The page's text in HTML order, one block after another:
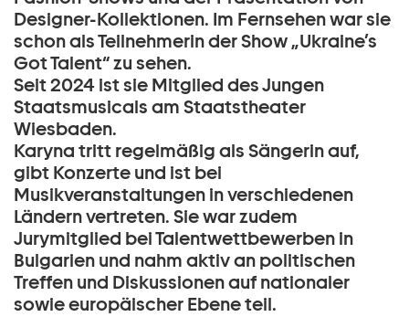
Designer-Kollektionen. Im Fernsehen war sie
schon als Teilnehmerin der Show „Ukraine’s
Got Talent“ zu sehen.
Seit 2024 ist sie Mitglied des Jungen
Staatsmusicals am Staatstheater
Wiesbaden.
Karyna tritt regelmäßig als Sängerin auf,
gibt Konzerte und ist bei
Musikveranstaltungen in verschiedenen
Ländern vertreten. Sie war zudem
Jurymitglied bei Talentwettbewerben in
Bulgarien und nahm aktiv an politischen
Treffen und Diskussionen auf nationaler
sowie europäischer Ebene teil.